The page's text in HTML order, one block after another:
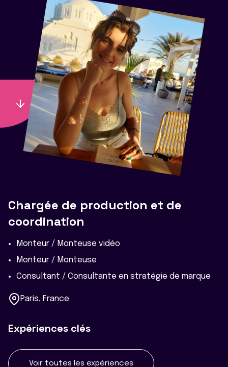
Chargée de production et de
coordination
Monteur / Monteuse vidéo
Monteur / Monteuse
Consultant / Consultante en stratégie de marque
Paris, France
Expériences clés
Voir toutes les expériences